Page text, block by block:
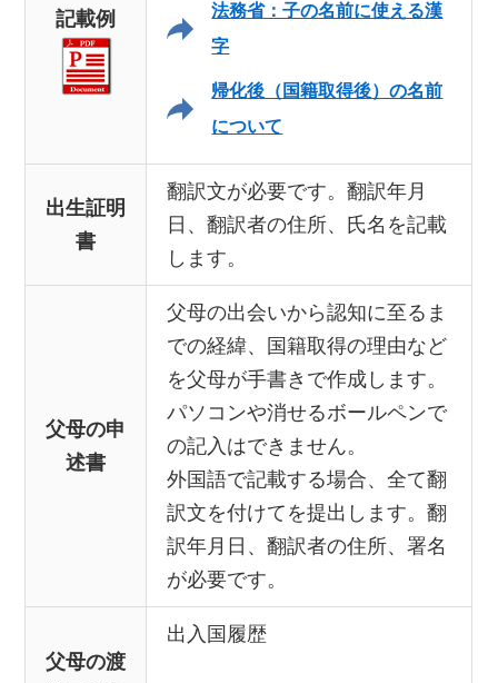
記載例
法務省：子の名前に使える漢
字
帰化後（国籍取得後）の名前
について
出生証明
書
翻訳文が必要です。翻訳年月
日、翻訳者の住所、氏名を記載
します。
父母の申
述書
父母の出会いから認知に至るま
での経緯、国籍取得の理由など
を父母が手書きで作成します。
パソコンや消せるボールペンで
の記入はできません。
外国語で記載する場合、全て翻
訳文を付けてを提出します。翻
訳年月日、翻訳者の住所、署名
が必要です。
父母の渡
出入国履歴